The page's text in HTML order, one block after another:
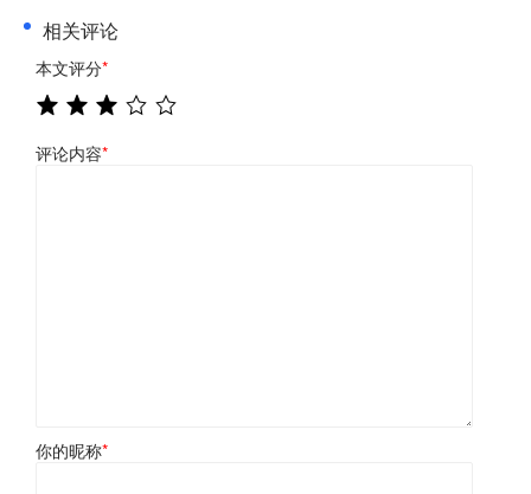
相关评论
本文评分*
评论内容*
你的昵称*